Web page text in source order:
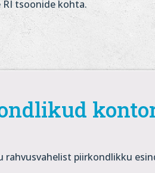
tsoonide kohta.
rahvusvahelist piirkondlikku